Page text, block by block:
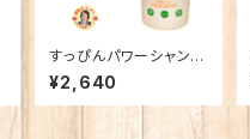
すっぴんパワーシャンプ
ーNo19
¥2,640